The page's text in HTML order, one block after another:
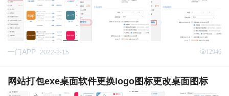
一门APP 2022-2-15 12946
网站打包exe桌面软件更换logo图标更改桌面图标